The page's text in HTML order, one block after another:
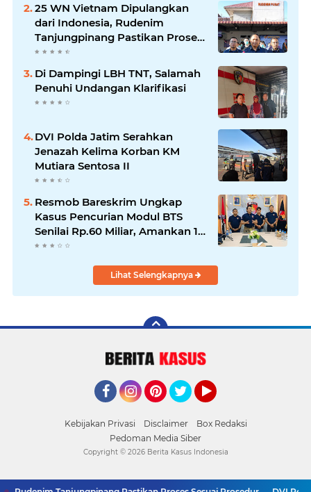
25 WN Vietnam Dipulangkan
dari Indonesia, Rudenim
Tanjungpinang Pastikan Proses
Sesuai Prosedur
Di Dampingi LBH TNT, Salamah
Penuhi Undangan Klarifikasi
DVI Polda Jatim Serahkan
Jenazah Kelima Korban KM
Mutiara Sentosa II
Resmob Bareskrim Ungkap
Kasus Pencurian Modul BTS
Senilai Rp.60 Miliar, Amankan 12
Tersangka
Lihat Selengkapnya
Kebijakan Privasi Disclaimer
Box Redaksi
Pedoman Media Siber
Copyright © 2026 Berita Kasus Indonesia